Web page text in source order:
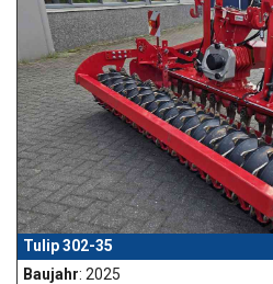
Tulip 302-35
Baujahr: 2025